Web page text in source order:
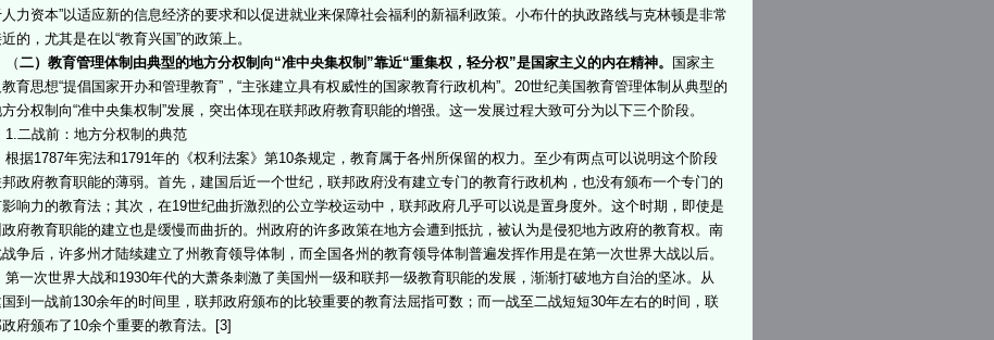
力资本”以适应新的信息经济的要求和以促进就业来保障社会福利的新福利政策。小布什的执政路线与克林顿是非常
的，尤其是在以“教育兴国”的政策上。
二）教育管理体制由典型的地方分权制向“准中央集权制”靠近“重集权，轻分权”是国家主义的内在精神。
国家主
教育思想“提倡国家开办和管理教育”，“主张建立具有权威性的国家教育行政机构”。20世纪美国教育管理体制从典型的
分权制向“准中央集权制”发展，突出体现在联邦政府教育职能的增强。这一发展过程大致可分为以下三个阶段。
二战前：地方分权制的典范
据1787年宪法和1791年的《权利法案》第10条规定，教育属于各州所保留的权力。至少有两点可以说明这个阶段
政府教育职能的薄弱。首先，建国后近一个世纪，联邦政府没有建立专门的教育行政机构，也没有颁布一个专门的
响力的教育法；其次，在19世纪曲折激烈的公立学校运动中，联邦政府几乎可以说是置身度外。这个时期，即使是
府教育职能的建立也是缓慢而曲折的。州政府的许多政策在地方会遭到抵抗，被认为是侵犯地方政府的教育权。南
争后，许多州才陆续建立了州教育领导体制，而全国各州的教育领导体制普遍发挥作用是在第一次世界大战以后。
一次世界大战和1930年代的大萧条刺激了美国州一级和联邦一级教育职能的发展，渐渐打破地方自治的坚冰。从
到一战前130余年的时间里，联邦政府颁布的比较重要的教育法屈指可数；而一战至二战短短30年左右的时间，联
府颁布了10余个重要的教育法。[3]